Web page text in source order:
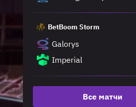
BetBoom Storm
Galorys
Imperial
Все матчи